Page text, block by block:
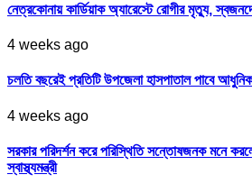
নেত্রকোনায় কার্ডিয়াক অ্যারেস্টে রোগীর মৃত্যু,
4 weeks ago
চলতি বছরেই প্রতিটি উপজেলা হাসপাতাল পাবে আধুনিক
4 weeks ago
সরকার পরিদর্শন করে পরিস্থিতি সন্তোষজনক মনে
স্বাস্থ্যমন্ত্রী